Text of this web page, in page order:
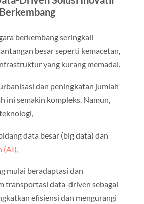
berkembang seringkali
besar seperti kemacetan,
yang kurang memadai.
dan peningkatan jumlah
ini semakin kompleks. Namun,
data besar (big data) dan
(AI),
mulai beradaptasi dan
transportasi data-driven sebagai
efisiensi dan mengurangi